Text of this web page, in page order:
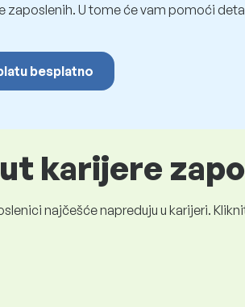
zaposlenih. U tome će vam pomoći
besplatno
karijere
najčešće napreduju u karijeri.